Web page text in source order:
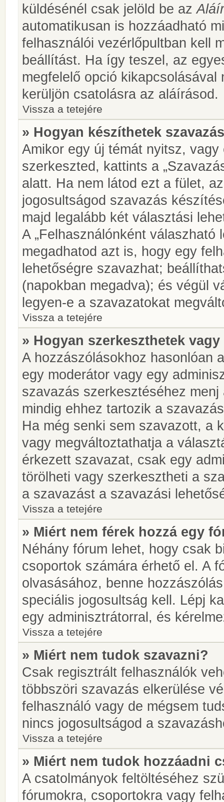
küldésénél csak jelöld be az
automatikusan is hozzáadható
felhasználói vezérlőpultban kell
beállítást. Ha így teszel, az
megfelelő opció
kerüljön csatolásra az aláírásod.
Vissza a tetejére
» Hogyan készíthetek
Amikor egy új témát nyitsz,
szerkeszted, kattints a
alatt. Ha nem látod ezt a fület,
jogosultságod szavazás
majd legalább két választási
A „Felhasználónként válaszható
megadhatod azt is, hogy egy
lehetőségre szavazhat;
(napokban megadva); és végül
legyen-e a szavazatokat
Vissza a tetejére
» Hogyan szerkeszthetek
A hozzászólásokhoz hasonlóan
egy moderátor vagy egy
szavazás szerkesztéséhez
mindig ehhez tartozik a
Ha még senki sem szavazott, a
vagy megváltoztathatja a
érkezett szavazat, csak egy
törölheti vagy szerkesztheti a
a szavazást a szavazási
Vissza a tetejére
» Miért nem férek hozzá egy
Néhány fórum lehet, hogy csak
csoportok számára érhető el. A
olvasásához, benne
speciális jogosultság kell. Lépj
egy adminisztrátorral, és
Vissza a tetejére
» Miért nem tudok szavazni?
Csak regisztrált felhasználók
többszöri szavazás elkerülése
felhasználó vagy de mégsem
nincs jogosultságod a
Vissza a tetejére
» Miért nem tudok hozzáadni
A csatolmányok feltöltéséhez
fórumokra, csoportokra vagy